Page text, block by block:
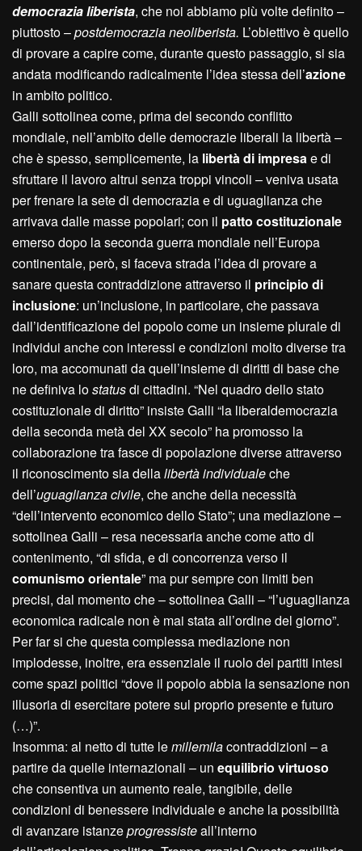
democrazia liberista, che noi abbiamo più volte definito –
piuttosto –postdemocrazia neoliberista. L’obiettivo è quello
di provare a capire come, durante questo passaggio, si sia
andata modificando radicalmente l’idea stessa dell’azione
in ambito politico.
Galli sottolinea come, prima del secondo conflitto
mondiale, nell’ambito delle democrazie liberali la libertà –
che è spesso, semplicemente, la libertà di impresae di
sfruttare il lavoro altrui senza troppi vincoli – veniva usata
per frenare la sete di democrazia e di uguaglianza che
arrivava dalle masse popolari; con il patto costituzionale
emerso dopo la seconda guerra mondiale nell’Europa
continentale, però, si faceva strada l’idea di provare a
sanare questa contraddizione attraverso il principio di
inclusione: un’inclusione, in particolare, che passava
dall’identificazione del popolo come un insieme plurale di
individui anche con interessi e condizioni molto diverse tra
loro, ma accomunati da quell’insieme di diritti di base che
ne definiva lostatusdi cittadini. “Nel quadro dello stato
costituzionale di diritto” insiste Galli “la liberaldemocrazia
della seconda metà del XX secolo” ha promosso la
collaborazione tra fasce di popolazione diverse attraverso
il riconoscimento sia dellalibertà individualeche
dell’uguaglianza civile, che anche della necessità
“dell’intervento economico dello Stato”; una mediazione –
sottolinea Galli – resa necessaria anche come atto di
contenimento, “di sfida, e di concorrenza verso il
comunismo orientale” ma pur sempre con limiti ben
precisi, dal momento che – sottolinea Galli – “l’uguaglianza
economica radicale non è mai stata all’ordine del giorno”.
Per far si che questa complessa mediazione non
implodesse, inoltre, era essenziale il ruolo dei partiti intesi
come spazi politici “dove il popolo abbia la sensazione non
illusoria di esercitare potere sul proprio presente e futuro
(…)”.
Insomma: al netto di tutte lemillemilacontraddizioni – a
partire da quelle internazionali – un equilibrio virtuoso
che consentiva un aumento reale, tangibile, delle
condizioni di benessere individuale e anche la possibilità
di avanzare istanzeprogressisteall’interno